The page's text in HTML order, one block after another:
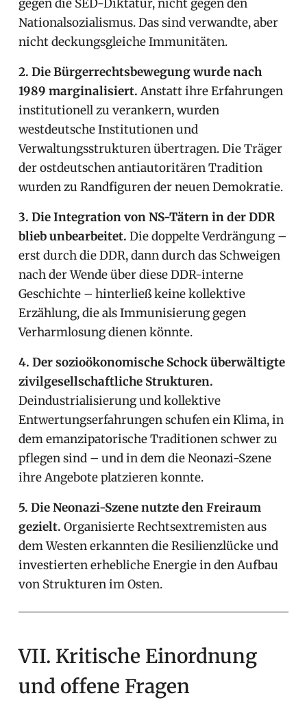
gegen die SED-Diktatur, nicht gegen den
Nationalsozialismus. Das sind verwandte, aber
nicht deckungsgleiche Immunitäten.
2. Die Bürgerrechtsbewegung wurde nach
1989 marginalisiert. Anstatt ihre Erfahrungen
institutionell zu verankern, wurden
westdeutsche Institutionen und
Verwaltungsstrukturen übertragen. Die Träger
der ostdeutschen antiautoritären Tradition
wurden zu Randfiguren der neuen Demokratie.
3. Die Integration von NS-Tätern in der DDR
blieb unbearbeitet. Die doppelte Verdrängung –
erst durch die DDR, dann durch das Schweigen
nach der Wende über diese DDR-interne
Geschichte – hinterließ keine kollektive
Erzählung, die als Immunisierung gegen
Verharmlosung dienen könnte.
4. Der sozioökonomische Schock überwältigte
zivilgesellschaftliche Strukturen.
Deindustrialisierung und kollektive
Entwertungserfahrungen schufen ein Klima, in
dem emanzipatorische Traditionen schwer zu
pflegen sind – und in dem die Neonazi-Szene
ihre Angebote platzieren konnte.
5. Die Neonazi-Szene nutzte den Freiraum
gezielt. Organisierte Rechtsextremisten aus
dem Westen erkannten die Resilienzlücke und
investierten erhebliche Energie in den Aufbau
von Strukturen im Osten.
VII. Kritische Einordnung
und offene Fragen